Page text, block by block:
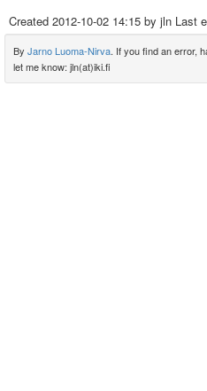
Created 2012-10-02 14:15 by jln Last
By Jarno Luoma-Nirva. If you find an error,
let me know: jln(at)iki.fi